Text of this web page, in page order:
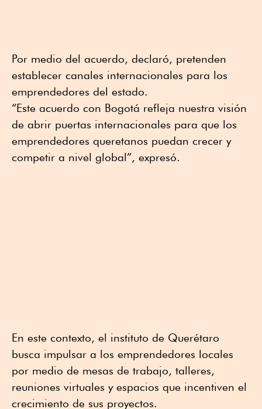
Por medio del acuerdo, declaró, pretenden
establecer canales internacionales para los
emprendedores del estado.
“Este acuerdo con Bogotá refleja nuestra visión
de abrir puertas internacionales para que los
emprendedores queretanos puedan crecer y
competir a nivel global”, expresó.
En este contexto, el instituto de Querétaro
busca impulsar a los emprendedores locales
por medio de mesas de trabajo, talleres,
reuniones virtuales y espacios que incentiven el
crecimiento de sus proyectos.